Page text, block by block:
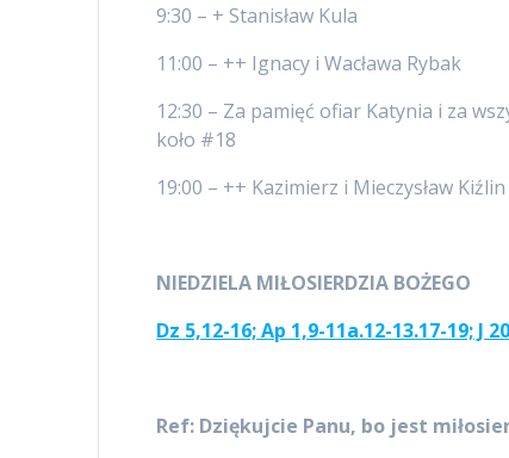
9:30 – + Stanisław Kula
11:00 – ++ Ignacy i Wacława Rybak
12:30 – Za pamięć ofiar Katynia i za
koło #18
19:00 – ++ Kazimierz i Mieczysław
NIEDZIELA MIŁOSIERDZIA BOŻEGO
Dz 5,12-16; Ap 1,9-11a.12-13.17-19; J
Ref: Dziękujcie Panu, bo jest